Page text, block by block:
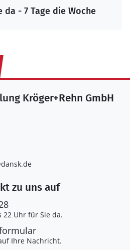
da - 7 Tage die Woche
Kröger+Rehn GmbH
zu uns auf
22 Uhr für Sie da.
Ihre Nachricht.